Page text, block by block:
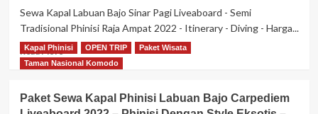
Meticulous
Detailed
Phinisi
–
Labuan
–
Sewa Kapal Labuan Bajo Sinar Pagi Liveaboard - Semi
Tradisional Phinisi Raja Ampat 2022 - Itinerary - Diving - Harga...
Read MoreRead
more
Kapal
Kapal Phinisi OPEN TRIP
Paket Wisata
Taman Nasional Komodo
Paket Sewa Kapal Phinisi Labuan Bajo Carpediem